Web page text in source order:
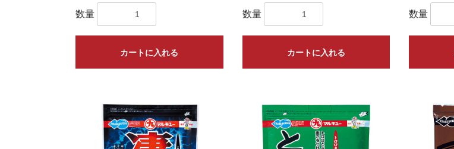
数量
カートに入れる
数量
カートに入れる
数量